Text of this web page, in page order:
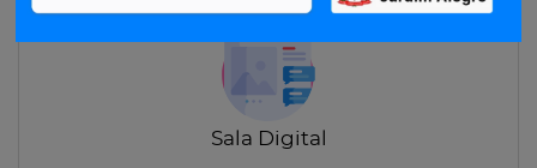
Sala Digital